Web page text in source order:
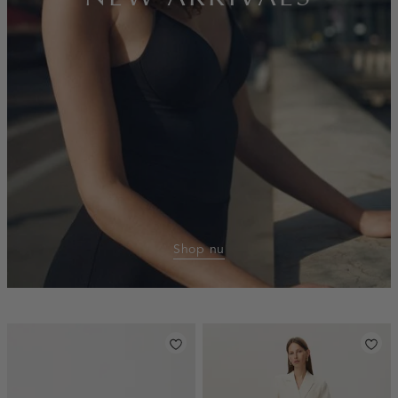
Shop nu